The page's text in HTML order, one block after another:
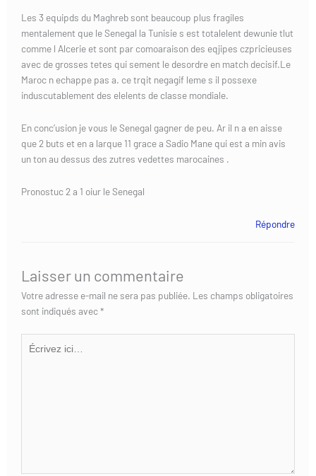
Les 3 equipds du Maghreb sont beaucoup plus fragiles
mentalement que le Senegal la Tunisie s est totalelent dewunie tlut
comme l Alcerie et sont par comoaraison des eqjipes czpricieuses
avec de grosses tetes qui sement le desordre en match decisif.Le
Maroc n echappe pas a. ce trqit negagif leme s il possexe
induscutablement des elelents de classe mondiale.
En conc’usion je vous le Senegal gagner de peu. Ar il n a en aisse
que 2 buts et en a larque 11 grace a Sadio Mane qui est a min avis
un ton au dessus des zutres vedettes marocaines .
Pronostuc 2 a 1 oiur le Senegal
Répondre
Laisser un commentaire
Votre adresse e-mail ne sera pas publiée. Les champs obligatoires
sont indiqués avec*
Écrivez
ici…